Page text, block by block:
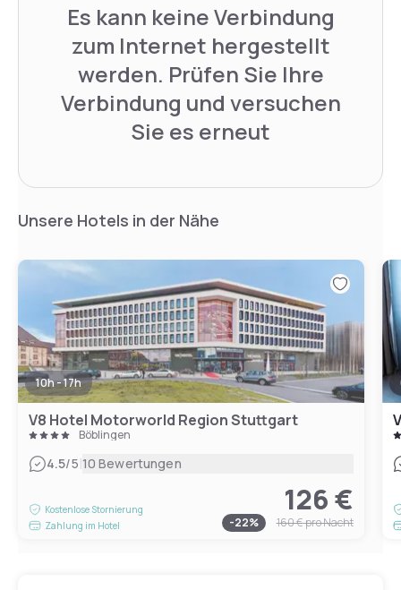
Es kann keine Verbindung
zum Internet hergestellt
werden. Prüfen Sie Ihre
Verbindung und versuchen
Sie es erneut
Unsere Hotels in der Nähe
10h - 17h
V8 Hotel Motorworld Region Stuttgart
Böblingen
4.5/5|10 Bewertungen
Kostenlose Stornierung
Zahlung im Hotel
126 €
-22% 160 €pro Nacht